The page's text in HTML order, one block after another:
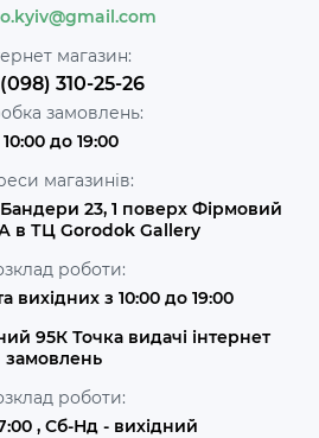
магазин:
310-25-26
замовлень:
10:00 до 19:00
магазинів:
23, 1 поверх Фірмовий
в ТЦ Gorodok Gallery
роботи:
вихідних з 10:00 до 19:00
замовлень
роботи:
, Сб-Нд - вихідний